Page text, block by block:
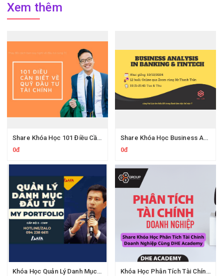
Xem thêm
Share Khóa Học 101 Điều Cần Biết Về Quỹ Đầu Tư Tài Chính 2025 CủaThành Công TC
0đ
Share Khóa Học Business Analysis For Banking & Fintech Của Hai Lúa
0đ
Khóa Học Quản Lý Danh Mục Đầu Tư My Portfolio Của Afa
Khóa Học Phân Tích Tài Chính Doanh Nghiệp Của DHE Academy Mới Nhất